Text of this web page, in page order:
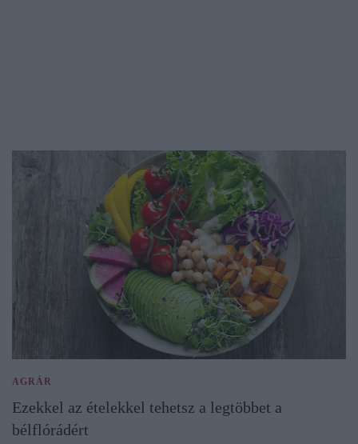
AGRÁR
Ezekkel az ételekkel tehetsz a legtöbbet a
bélflórádért